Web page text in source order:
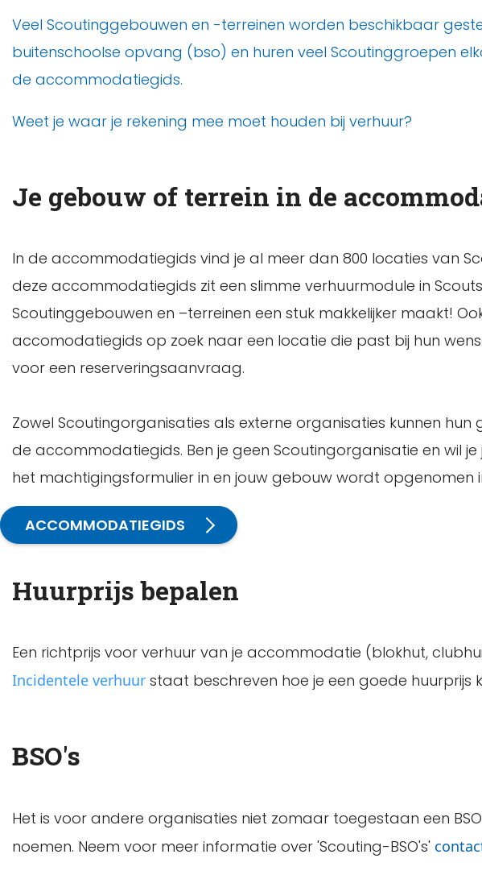
Veel Scoutinggebouwen en -terreinen worden beschikbaar
buitenschoolse opvang (bso) en huren veel Scoutinggroepen
de accommodatiegids.
Weet je waar je rekening mee moet houden bij verhuur?
Je gebouw of terrein in de
In de accommodatiegids vind je al meer dan 800 locaties van
deze accommodatiegids zit een slimme verhuurmodule in
Scoutinggebouwen en –terreinen een stuk makkelijker maakt!
accomodatiegids op zoek naar een locatie die past bij hun
voor een reserveringsaanvraag.
Zowel Scoutingorganisaties als externe organisaties kunnen
de accommodatiegids. Ben je geen Scoutingorganisatie en wil
het machtigingsformulier in en jouw gebouw wordt
ACCOMMODATIEGIDS
Huurprijs bepalen
Een richtprijs voor verhuur van je accommodatie (blokhut,
Incidentele verhuur staat beschreven hoe je een goede huurprijs
BSO's
Het is voor andere organisaties niet zomaar toegestaan een
noemen. Neem voor meer informatie over 'Scouting-BSO's'